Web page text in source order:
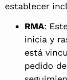
establecer
RMA:
inicia y
está
pedido